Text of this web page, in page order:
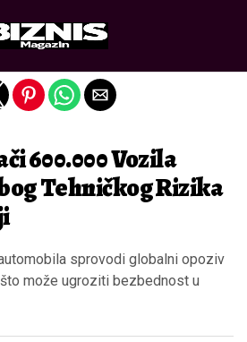
600.000 Vozila
Tehničkog Rizika
sprovodi globalni opoziv
može ugroziti bezbednost u
mobile version